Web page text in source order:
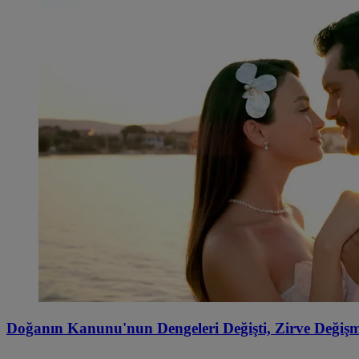
Doğanın Kanunu'nun Dengeleri Değişti, Zirve